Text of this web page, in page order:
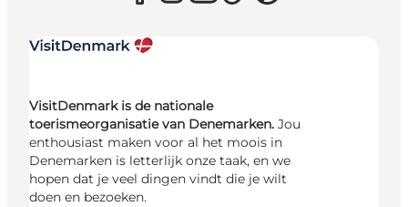
VisitDenmark is de nationale
toerismeorganisatie van Denemarken. Jou
enthousiast maken voor al het moois in
Denemarken is letterlijk onze taak, en we
hopen dat je veel dingen vindt die je wilt
doen en bezoeken.